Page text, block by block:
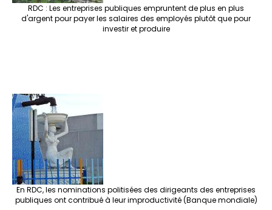
RDC : Les entreprises publiques empruntent de plus en plus
d'argent pour payer les salaires des employés plutôt que pour
investir et produire
En RDC, les nominations politisées des dirigeants des entreprises
publiques ont contribué à leur improductivité (Banque mondiale)